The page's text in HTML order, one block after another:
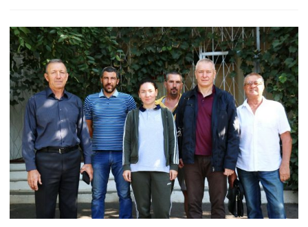
Спорт
—
это
жизнь,
игра